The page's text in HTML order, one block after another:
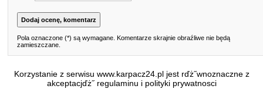
Pola oznaczone (*) są wymagane. Komentarze skrajnie obraźliwe nie będą
zamieszczane.
Korzystanie z serwisu www.karpacz24.pl jest rďż˝wnoznaczne z
akceptacjďż˝ regulaminu i polityki prywatnosci